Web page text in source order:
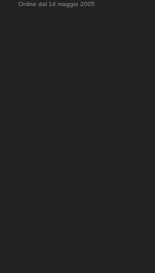
Online dal 14 maggio 2005